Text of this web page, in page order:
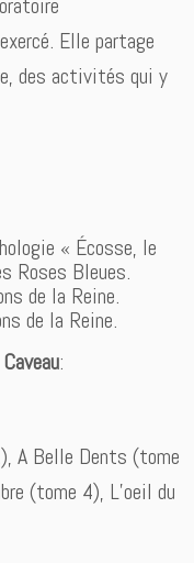
Elle partage
des activités qui y
« Écosse, le
Roses Bleues.
de la Reine.
de la Reine.
:
A Belle Dents (tome
(tome 4), L’oeil du